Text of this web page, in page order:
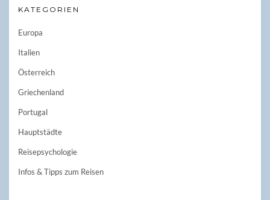
KATEGORIEN
Europa
Italien
Österreich
Griechenland
Portugal
Hauptstädte
Reisepsychologie
Infos & Tipps zum Reisen